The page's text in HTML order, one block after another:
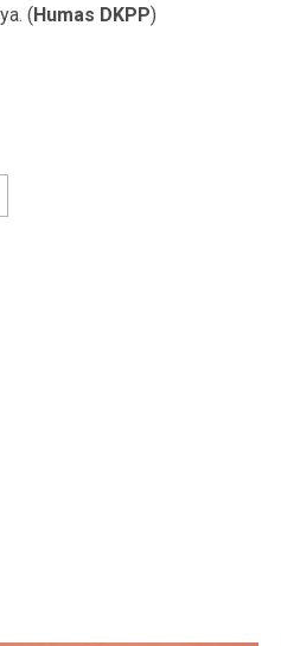
( Humas DKPP)